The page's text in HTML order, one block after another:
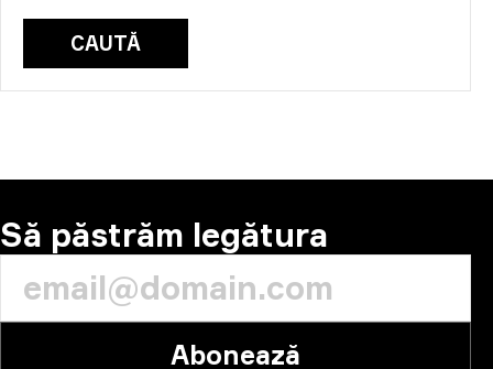
CAUTĂ
Să păstrăm legătura
Abonează